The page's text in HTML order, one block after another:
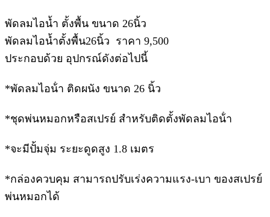
พัดลมไอน้ำ ตั้งพื้น ขนาด 26นิ้ว
พัดลมไอน้ำตั้งพื้น26นิ้ว ราคา 9,500
ประกอบด้วย อุปกรณ์ดังต่อไปนี้
*พัดลมไอน้ํา ติดผนัง ขนาด 26 นิ้ว
*ชุดพ่นหมอกหรือสเปรย์ สําหรับติดตั้งพัดลมไอน้ํา
*จะมีปั้มจุ่ม ระยะดูดสูง 1.8 เมตร
*กล่องควบคุม สามารถปรับเร่งความแรง-เบา ของสเปรย์
พ่นหมอกได้